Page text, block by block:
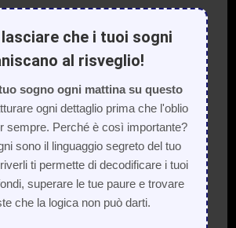
lasciare che i tuoi sogni
al risveglio!
sogno ogni mattina su questo
ogni dettaglio prima che l'oblio
sempre. Perché è così importante?
sono il linguaggio segreto del tuo
ti permette di decodificare i tuoi
superare le tue paure e trovare
che la logica non può darti.